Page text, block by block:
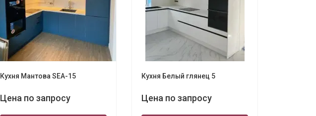
Кухня Мантова SEA-15
Цена по запросу
Кухня Белый глянец 5
Цена по запросу